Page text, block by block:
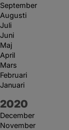
September
Augusti
Juli
Juni
Maj
April
Mars
Februari
Januari
År:
2020
December
November